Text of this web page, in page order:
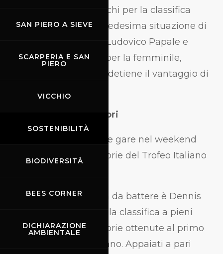
SAN PIERO A SIEVE
SCARPERIA E SAN
PIERO
VICCHIO
SOSTENIBILITÀ
BIODIVERSITÀ
BEES CORNER
DICHIARAZIONE
AMBIENTALE
Corse) e Tommaso Occhi per la classifica
assoluta e bLU cRU, medesima situazione di
parità nella Senior tra Ludovico Papale e
Sergio Arena, mentre per la femminile,
Anastassia Kovalenko detiene il vantaggio di
Trofeo Italiano Amatori
Nuova formula con due gare nel weekend
anche per le sei categorie del Trofeo Italiano
Nella 600 base il pilota da battere è Dennis
Fantucci che conduce la classifica a pieni
punti grazie a due vittorie ottenute al primo
appuntamento di Misano. Appaiati a pari